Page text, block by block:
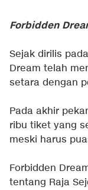
Forbidden
Sejak dirilis
Dream telah
setara dengan
Pada akhir
ribu tiket yang
meski harus
Forbidden
tentang Raja